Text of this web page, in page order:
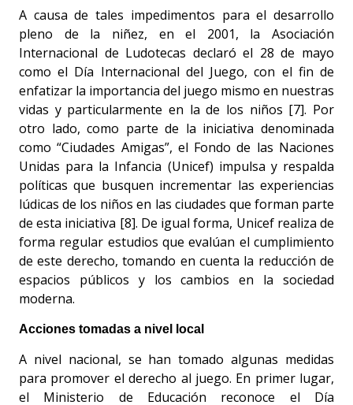
A causa de tales impedimentos para el desarrollo
pleno de la niñez, en el 2001, la Asociación
Internacional de Ludotecas declaró el 28 de mayo
como el Día Internacional del Juego, con el fin de
enfatizar la importancia del juego mismo en nuestras
vidas y particularmente en la de los niños [7]. Por
otro lado, como parte de la iniciativa denominada
como “Ciudades Amigas”, el Fondo de las Naciones
Unidas para la Infancia (Unicef) impulsa y respalda
políticas que busquen incrementar las experiencias
lúdicas de los niños en las ciudades que forman parte
de esta iniciativa [8]. De igual forma, Unicef realiza de
forma regular estudios que evalúan el cumplimiento
de este derecho, tomando en cuenta la reducción de
espacios públicos y los cambios en la sociedad
moderna.
Acciones tomadas a nivel local
A nivel nacional, se han tomado algunas medidas
para promover el derecho al juego. En primer lugar,
el Ministerio de Educación reconoce el Día